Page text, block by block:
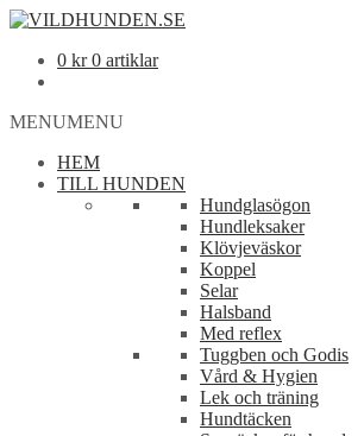
0 kr 0 artiklar
MENUMENU
HEM
TILL HUNDEN
Hundglasögon
Hundleksaker
Klövjeväskor
Koppel
Selar
Halsband
Med reflex
Tuggben och Godis
Vård & Hygien
Lek och träning
Hundtäcken